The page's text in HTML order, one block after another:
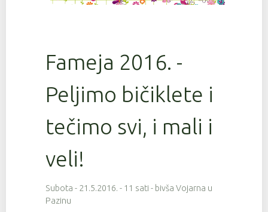
Fameja 2016. -
Peljimo bičiklete i
tečimo svi, i mali i
veli!
Subota - 21.5.2016. - 11 sati - bivša Vojarna u
Pazinu